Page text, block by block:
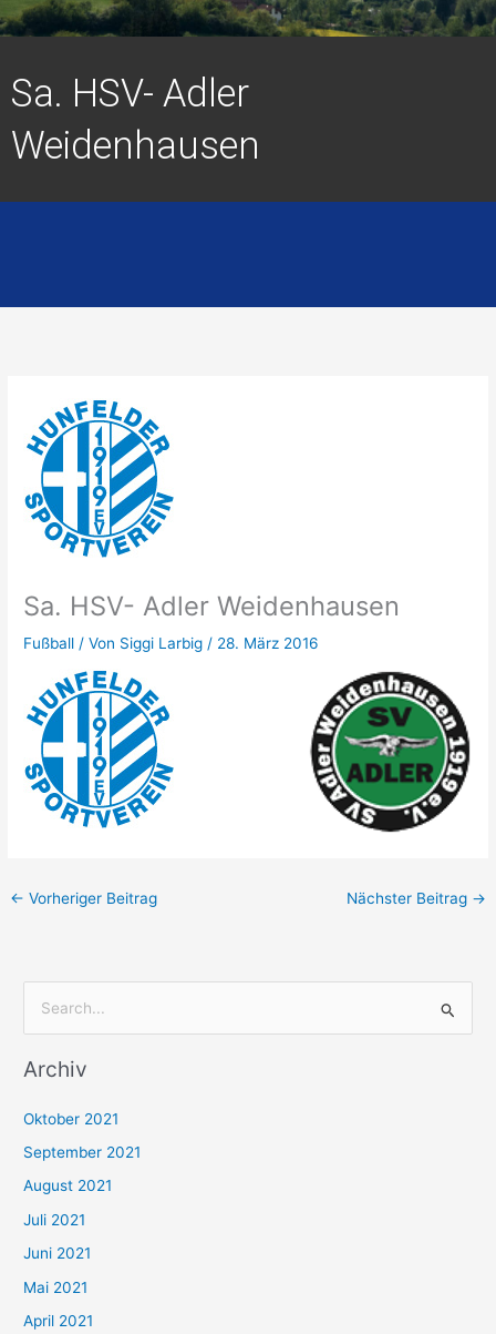
Sa. HSV- Adler
Weidenhausen
Sa. HSV- Adler Weidenhausen
Fußball / Von Siggi Larbig / 28. März 2016
← Vorheriger Beitrag Nächster Beitrag →
c
n
n
a
c
h
:
Archiv
Oktober 2021
September 2021
August 2021
Juli 2021
Juni 2021
Mai 2021
April 2021